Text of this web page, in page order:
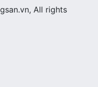
All rights